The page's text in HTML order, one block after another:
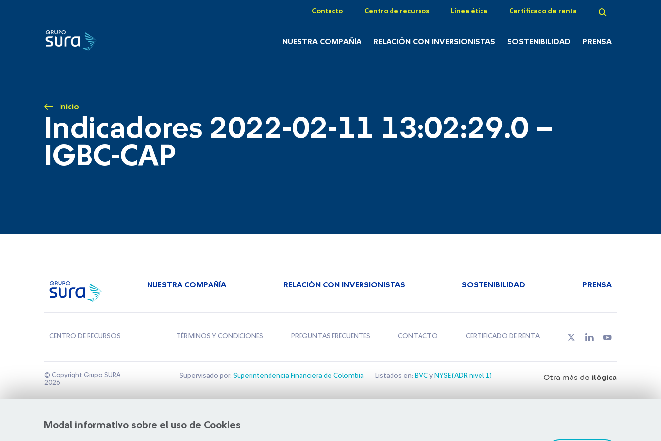
Contacto Centro de recursos Línea ética Certificado de renta
NUESTRA COMPAÑÍA RELACIÓN CON INVERSIONISTAS SOSTENIBILIDAD PRENSA
Inicio
Indicadores 2022-02-11 13:02:29.0 –
IGBC-CAP
Modal informativo sobre el uso de Cookies
NUESTRA COMPAÑÍA RELACIÓN CON INVERSIONISTAS SOSTENIBILIDAD PRENSA
CENTRO DE RECURSOS TÉRMINOS Y CONDICIONES PREGUNTAS FRECUENTES CONTACTO CERTIFICADO DE RENTA
© Copyright Grupo SURA
2026
Supervisado por: Superintendencia Financiera de Colombia Listados en: BVCy NYSE (ADR nivel 1) Otra más de ilógica